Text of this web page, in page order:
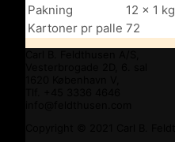
Pakning
12 x 1 kg
Kartoner pr palle 72